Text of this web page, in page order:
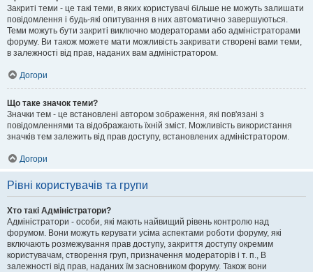
Закриті теми - це такі теми, в яких користувачі більше не можуть залишати
повідомлення і будь-які опитування в них автоматично завершуються.
Теми можуть бути закриті виключно модераторами або адміністраторами
форуму. Ви також можете мати можливість закривати створені вами теми,
в залежності від прав, наданих вам адміністратором.
Догори
Що таке значок теми?
Значки тем - це встановлені автором зображення, які пов'язані з
повідомленнями та відображають їхній зміст. Можливість використання
значків тем залежить від прав доступу, встановлених адміністратором.
Догори
Рівні користувачів та групи
Хто такі Адміністратори?
Адміністратори - особи, які мають найвищий рівень контролю над
форумом. Вони можуть керувати усіма аспектами роботи форуму, які
включають розмежування прав доступу, закриття доступу окремим
користувачам, створення груп, призначення модераторів і т. п., В
залежності від прав, наданих їм засновником форуму. Також вони